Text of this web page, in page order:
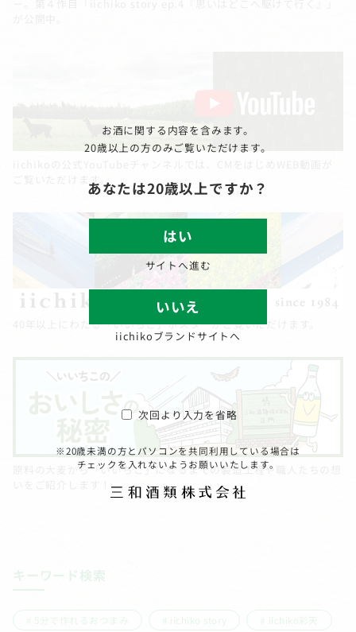
ご覧いただけます。
40年以上にわたる「いいちこ」ポスターがご覧いただけます。
原料の大麦から「いいちこ」になるまでの製造工程や職人たちの想
いをご紹介します！
キーワード検索
5分で作れるおつまみ iichiko story iichiko彩天
お酒に関する内容を含みます。
20歳以上の方のみご覧いただけます。
あなたは20歳以上ですか？
はい
サイトへ進む
いいえ
iichikoブランドサイトへ
次回より入力を省略
※20歳未満の方とパソコンを共同利用している場合は
チェックを入れないようお願いいたします。